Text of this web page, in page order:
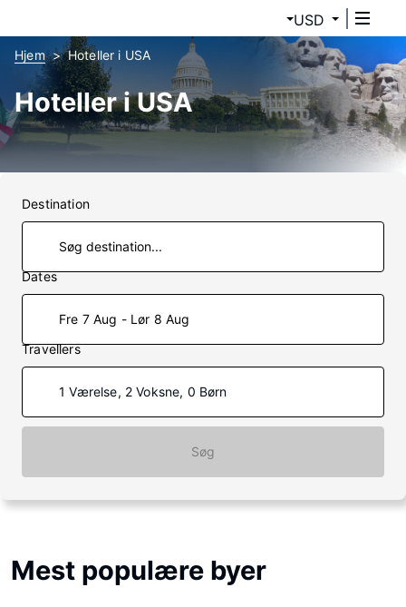
USD
Hjem Hoteller i USA
Hoteller i USA
Destination
Dates
Fre 7 Aug - Lør 8 Aug
Travellers
1 Værelse, 2 Voksne, 0 Børn
Søg
Mest populære byer